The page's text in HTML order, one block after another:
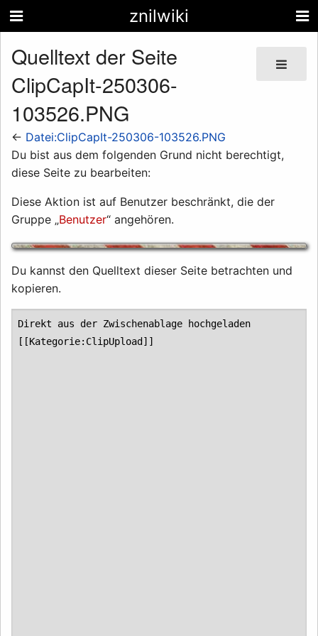
znilwiki
Quelltext der Seite
ClipCapIt-250306-
103526.PNG
← Datei:ClipCapIt-250306-103526.PNG
Du bist aus dem folgenden Grund nicht berechtigt,
diese Seite zu bearbeiten:
Diese Aktion ist auf Benutzer beschränkt, die der
Gruppe „Benutzer“ angehören.
Du kannst den Quelltext dieser Seite betrachten und
kopieren.